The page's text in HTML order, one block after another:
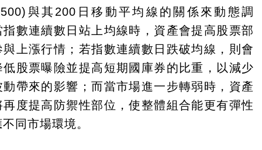
與其200日移動平均線的關係來動態調
指數連續數日站上均線時，資產會提高股票部
與上漲行情；若指數連續數日跌破均線，則會
低股票曝險並提高短期國庫券的比重，以減少
動帶來的影響；而當市場進一步轉弱時，資產
再度提高防禦性部位，使整體組合能更有彈性
同市場環境。